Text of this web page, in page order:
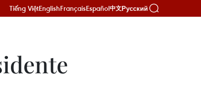
Tiếng ViệtEnglishFrançaisEspañol中文Русский